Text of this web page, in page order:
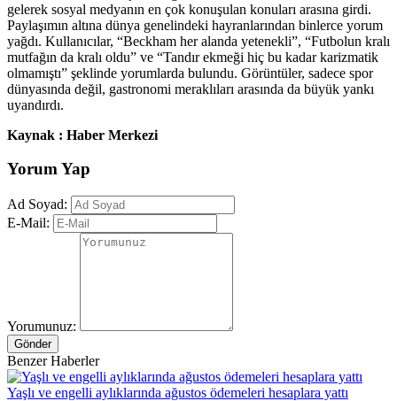
gelerek sosyal medyanın en çok konuşulan konuları arasına girdi.
Paylaşımın altına dünya genelindeki hayranlarından binlerce yorum
yağdı. Kullanıcılar, “Beckham her alanda yetenekli”, “Futbolun kralı
mutfağın da kralı oldu” ve “Tandır ekmeği hiç bu kadar karizmatik
olmamıştı” şeklinde yorumlarda bulundu. Görüntüler, sadece spor
dünyasında değil, gastronomi meraklıları arasında da büyük yankı
uyandırdı.
Kaynak : Haber Merkezi
Yorum Yap
Ad Soyad:
E-Mail:
Yorumunuz:
Gönder
Benzer Haberler
Yaşlı ve engelli aylıklarında ağustos ödemeleri hesaplara yattı